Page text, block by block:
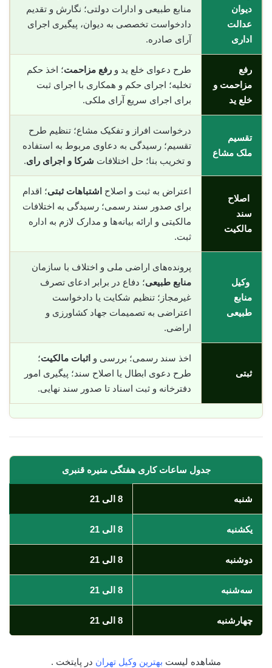
دیوان
عدالت
اداری
منابع طبیعی و ادارات دولتی؛ نگارش و تقدیم
دادخواست تخصصی به دیوان، پیگیری اجرای
آرای صادره.
رفع
مزاحمت و
خلع ید
طرح دعوای خلع ید و رفع مزاحمت؛ اخذ حکم
تخلیه؛ اجرای حکم و همکاری با اجرای ثبت
برای اجرای سریع آرای ملکی.
تقسیم
ملک مشاع
درخواست افراز و تفکیک مشاع؛ تنظیم طرح
تقسیم؛ رسیدگی به دعاوی مربوط به استفاده
و تخریب بنا؛ حل اختلافات شرکا و اجرای رای.
اصلاح
سند
مالکیت
اعتراض به ثبت و اصلاح اشتباهات ثبتی؛ اقدام
برای صدور سند رسمی؛ رسیدگی به اختلافات
مالکیتی و ارائه بیانه‌ها و مدارک لازم به اداره
ثبت.
وکیل
منابع
طبیعی
پرونده‌های اراضی ملی و اختلاف با سازمان
منابع طبیعی؛ دفاع در برابر ادعای تصرف
غیرمجاز؛ تنظیم شکایت یا دادخواست
اعتراضی به تصمیمات جهاد کشاورزی و
اراضی.
ثبتی
اخذ سند رسمی؛ بررسی و اثبات مالکیت؛
طرح دعوی ابطال یا اصلاح سند؛ پیگیری امور
دفترخانه و ثبت اسناد تا صدور سند نهایی.
جدول ساعات کاری هفتگی منیره قنبری
شنبه 8 الی 21
یکشنبه 8 الی 21
دوشنبه 8 الی 21
سه‌شنبه 8 الی 21
چهارشنبه 8 الی 21
مشاهده لیست بهترین وکیل تهران در پایتخت .